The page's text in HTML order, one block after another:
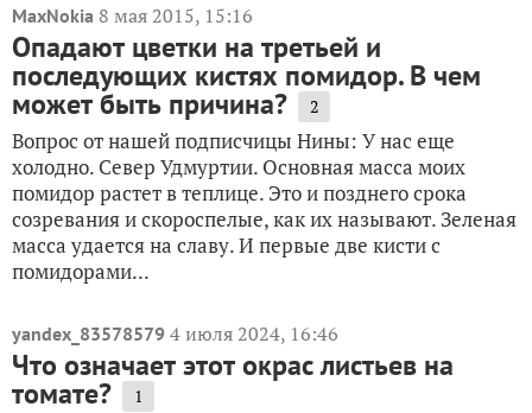
MaxNokia 8 мая 2015, 15:16
Опадают цветки на третьей и
последующих кистях помидор. В чем
может быть причина? 2
Вопрос от нашей подписчицы Нины: У нас еще
холодно. Север Удмуртии. Основная масса моих
помидор растет в теплице. Это и позднего срока
созревания и скороспелые, как их называют. Зеленая
масса удается на славу. И первые две кисти с
помидорами...
yandex_83578579 4 июля 2024, 16:46
Что означает этот окрас листьев на
томате? 1